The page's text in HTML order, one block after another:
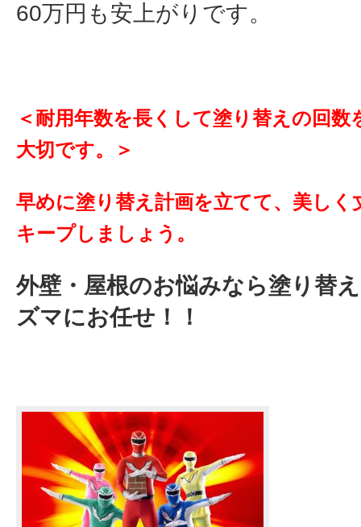
60万円も安上がりです。
＜耐用年数を長くして塗り替えの回数
大切です。＞
早めに塗り替え計画を立てて、美しく
キープしましょう。
外壁・屋根のお悩みなら塗り替
ズマにお任せ！！